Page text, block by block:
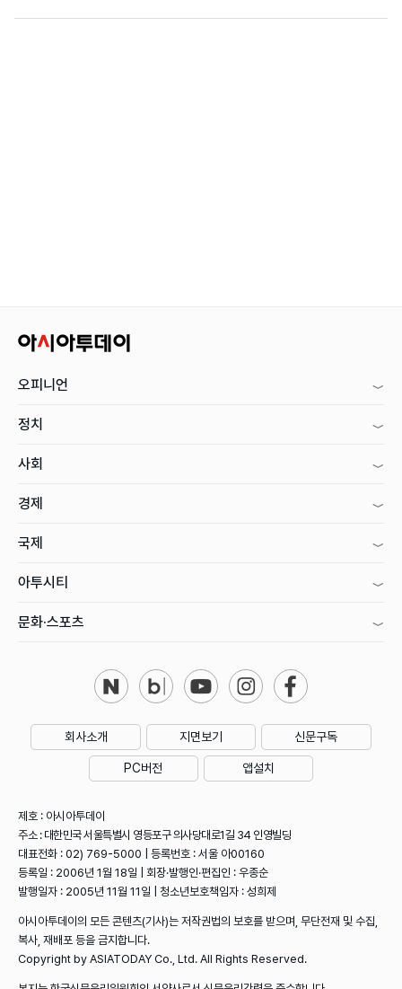
오피니언
정치
사회
경제
국제
아투시티
문화·스포츠
회사소개 지면보기 신문구독
PC버전 앱설치
제호 : 아시아투데이
주소 : 대한민국 서울특별시 영등포구 의사당대로1길 34 인영빌딩
대표전화 : 02) 769-5000 | 등록번호 : 서울 아00160
등록일 : 2006년 1월 18일 | 회장·발행인·편집인 : 우종순
발행일자 : 2005년 11월 11일 | 청소년보호책임자 : 성희제
아시아투데이의 모든 콘텐츠(기사)는 저작권법의 보호를 받으며, 무단전재 및 수집,
복사, 재배포 등을 금지합니다.
Copyright by ASIATODAY Co., Ltd. All Rights Reserved.